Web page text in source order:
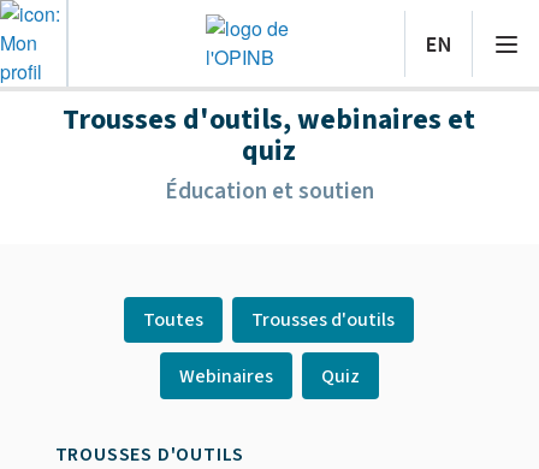
Trousses d'outils, webinaires et
quiz
Éducation et soutien
Toutes Trousses d'outils
Webinaires Quiz
TROUSSES D'OUTILS